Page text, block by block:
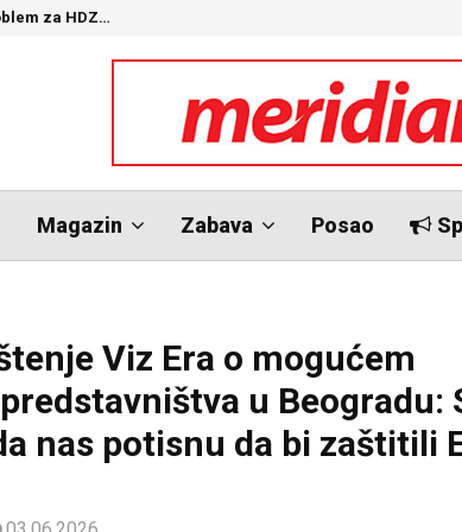
za HDZ…
Magazin Zabava Posao
Viz Era o mogućem
u Beogradu:
nas potisnu da bi zaštitili